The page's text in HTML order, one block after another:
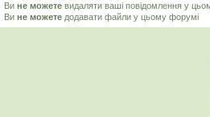
Ви не можете видаляти ваші повідомлення у
Ви не можете додавати файли у цьому форумі